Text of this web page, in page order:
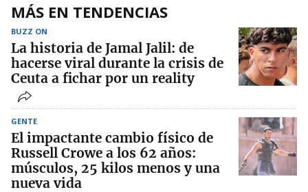
MÁS EN TENDENCIAS
BUZZ ON
La historia de Jamal Jalil: de
hacerse viral durante la crisis de
Ceuta a fichar por un reality
GENTE
El impactante cambio físico de
Russell Crowe a los 62 años:
músculos, 25 kilos menos y una
nueva vida